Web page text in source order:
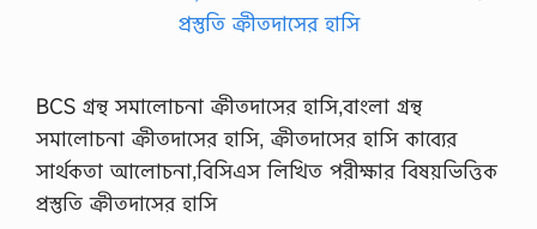
BCS গ্রন্থ সমালোচনা ক্রীতদাসের হাসি,বাংলা গ্রন্থ
সমালোচনা ক্রীতদাসের হাসি, ক্রীতদাসের হাসি কাব্যের
সার্থকতা আলোচনা,বিসিএস লিখিত পরীক্ষার বিষয়ভিত্তিক
প্রস্তুতি ক্রীতদাসের হাসি